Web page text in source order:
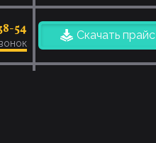
54 Скачать прайс